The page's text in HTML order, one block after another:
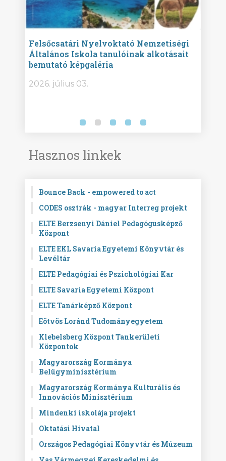
Felsőcsatári Nyelvoktató Nemzetiségi
Általános Iskola tanulóinak alkotásait
bemutató képgaléria
2026. július 03.
Hasznos linkek
Bounce Back - empowered to act
CODES osztrák - magyar Interreg projekt
ELTE Berzsenyi Dániel Pedagógusképző
Központ
ELTE EKL Savaria Egyetemi Könyvtár és
Levéltár
ELTE Pedagógiai és Pszichológiai Kar
ELTE Savaria Egyetemi Központ
ELTE Tanárképző Központ
Eötvös Loránd Tudományegyetem
Klebelsberg Központ Tankerületi
Központok
Magyarország Kormánya
Belügyminisztérium
Magyarország Kormánya Kulturális és
Innovációs Minisztérium
Mindenki iskolája projekt
Oktatási Hivatal
Országos Pedagógiai Könyvtár és Múzeum